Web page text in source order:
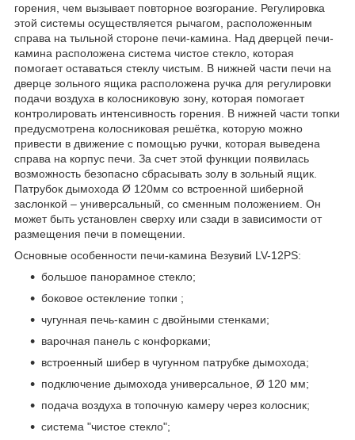
горения, чем вызывает повторное возгорание. Регулировка
этой системы осуществляется рычагом, расположенным
справа на тыльной стороне печи-камина. Над дверцей печи-
камина расположена система чистое стекло, которая
помогает оставаться стеклу чистым. В нижней части печи на
дверце зольного ящика расположена ручка для регулировки
подачи воздуха в колосниковую зону, которая помогает
контролировать интенсивность горения. В нижней части топки
предусмотрена колосниковая решётка, которую можно
привести в движение с помощью ручки, которая выведена
справа на корпус печи. За счет этой функции появилась
возможность безопасно сбрасывать золу в зольный ящик.
Патрубок дымохода Ø 120мм со встроенной шиберной
заслонкой – универсальный, со сменным положением. Он
может быть установлен сверху или сзади в зависимости от
размещения печи в помещении.
Основные особенности печи-камина Везувий LV-12PS:
большое панорамное стекло;
боковое остекление топки ;
чугунная печь-камин с двойными стенками;
варочная панель с конфорками;
встроенный шибер в чугунном патрубке дымохода;
подключение дымохода универсальное, Ø 120 мм;
подача воздуха в топочную камеру через колосник;
система "чистое стекло";